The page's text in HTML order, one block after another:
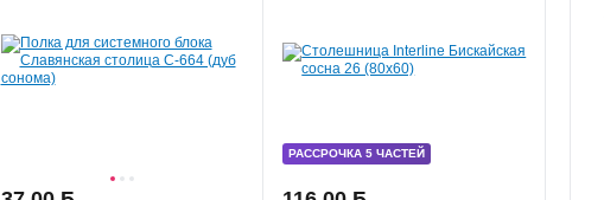
РАССРОЧКА 5 ЧАСТЕЙ